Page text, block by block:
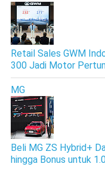
Retail Sales GWM
300 Jadi Motor
MG
Beli MG ZS Hybrid+
hingga Bonus untuk